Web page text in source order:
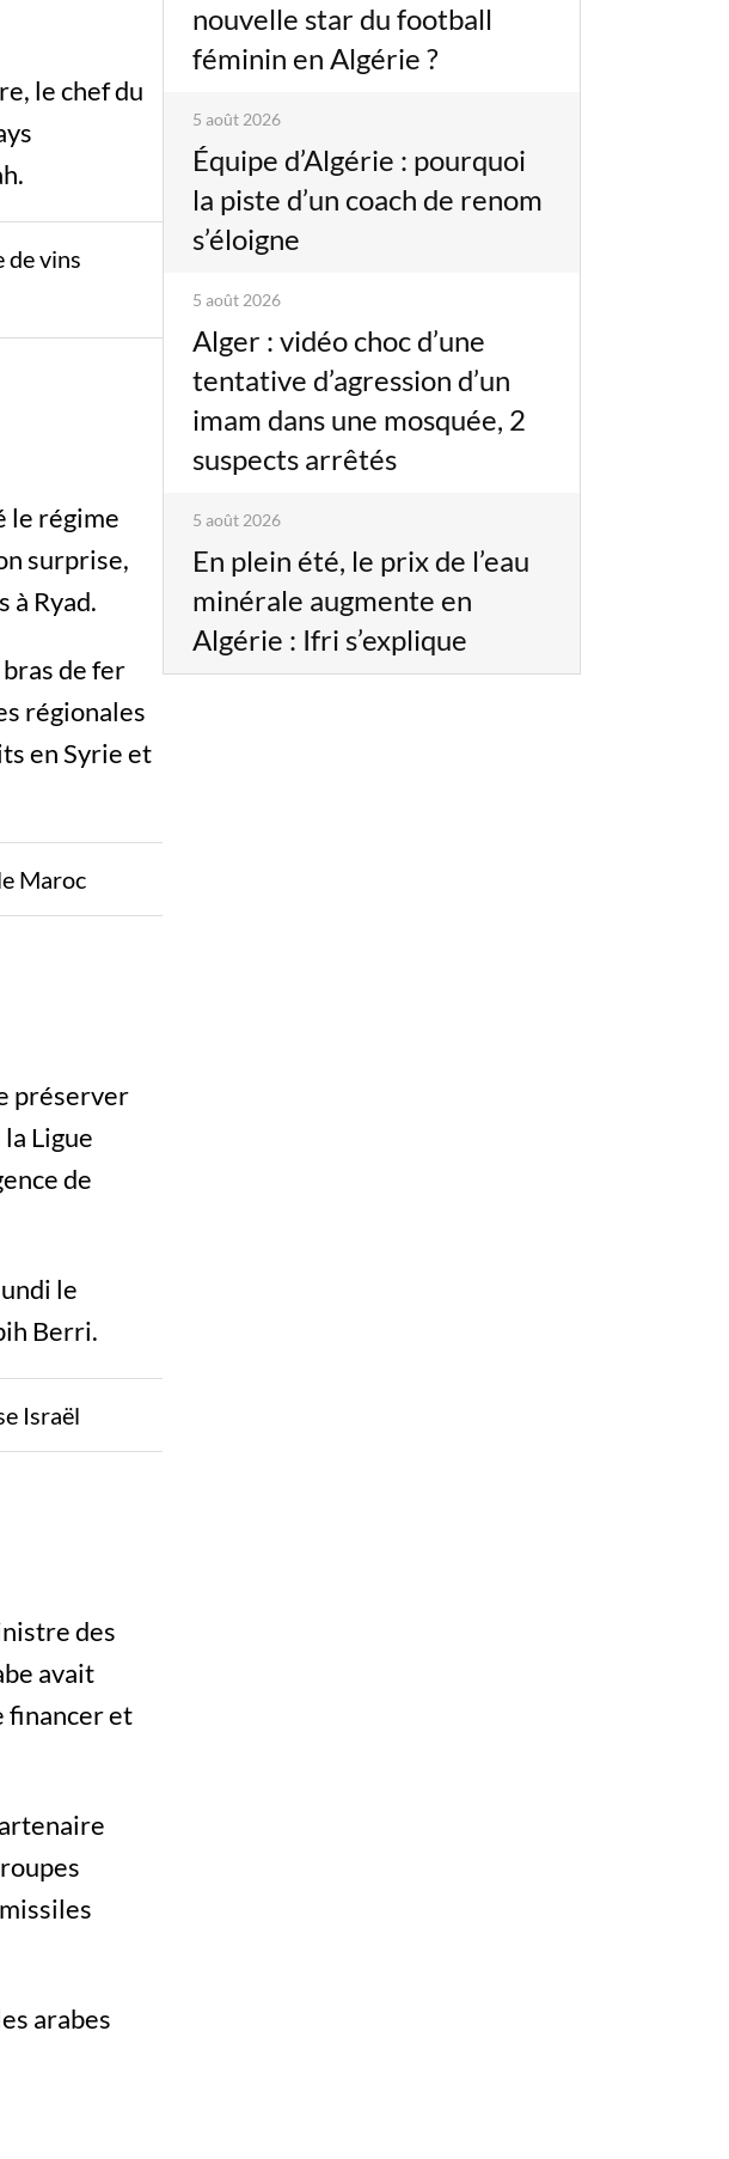
le chef du
de vins
le régime
surprise,
à Ryad.
de fer
régionales
en Syrie et
Maroc
préserver
Ligue
de
le
Berri.
Israël
des
avait
financer et
arabes
nouvelle star du football
féminin en Algérie ?
5 août 2026
Équipe d’Algérie : pourquoi
la piste d’un coach de renom
s’éloigne
5 août 2026
Alger : vidéo choc d’une
tentative d’agression d’un
imam dans une mosquée, 2
suspects arrêtés
5 août 2026
En plein été, le prix de l’eau
minérale augmente en
Algérie : Ifri s’explique